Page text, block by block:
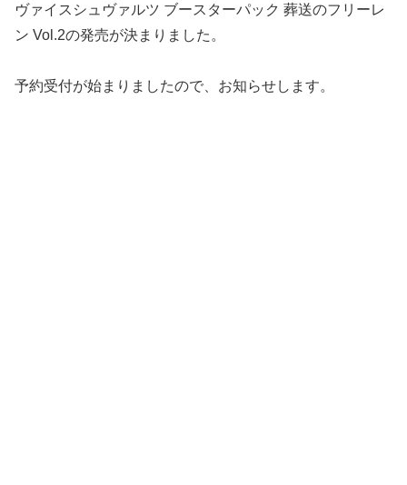
ヴァイスシュヴァルツ ブースターパック 葬送のフリーレ
ン Vol.2の発売が決まりました。
予約受付が始まりましたので、お知らせします。